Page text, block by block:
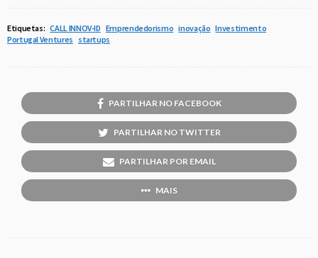
Etiquetas: CALL INNOV-ID Emprendedorismo inovação Investimento
Portugal Ventures startups
PARTILHAR NO FACEBOOK
PARTILHAR NO TWITTER
PARTILHAR POR EMAIL
MAIS